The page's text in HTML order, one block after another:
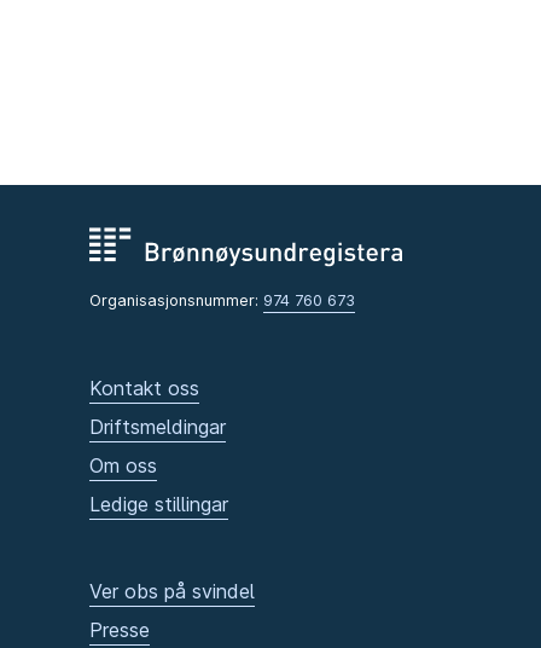
Organisasjonsnummer: 974 760 673
Kontakt oss
Driftsmeldingar
Om oss
Ledige stillingar
Ver obs på svindel
Presse